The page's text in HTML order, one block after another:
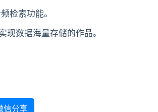
检索功能。
数据海量存储的作品。
信分享